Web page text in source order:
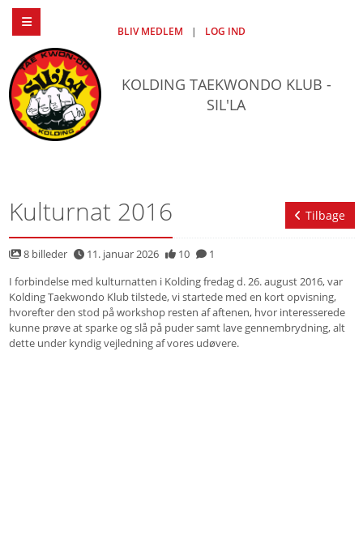
BLIV MEDLEM | LOG IND
KOLDING TAEKWONDO KLUB -
SIL'LA
Kulturnat 2016 Tilbage
8 billeder 11. januar 2026 10
1
I forbindelse med kulturnatten i Kolding fredag d. 26. august 2016, var
Kolding Taekwondo Klub tilstede, vi startede med en kort opvisning,
hvorefter den stod på workshop resten af aftenen, hvor interesserede
kunne prøve at sparke og slå på puder samt lave gennembrydning, alt
dette under kyndig vejledning af vores udøvere.